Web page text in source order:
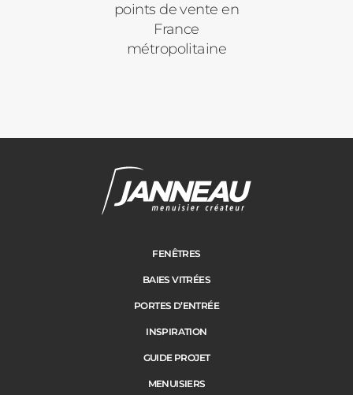
points de vente en
France
métropolitaine
FENÊTRES
BAIES VITRÉES
PORTES D’ENTRÉE
INSPIRATION
GUIDE PROJET
MENUISIERS